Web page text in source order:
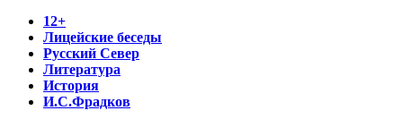
12+
Лицейские беседы
Русский Север
Литература
История
И.С.Фрадков